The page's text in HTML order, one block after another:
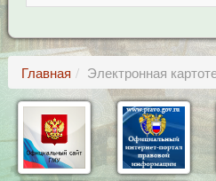
Главная Электронная